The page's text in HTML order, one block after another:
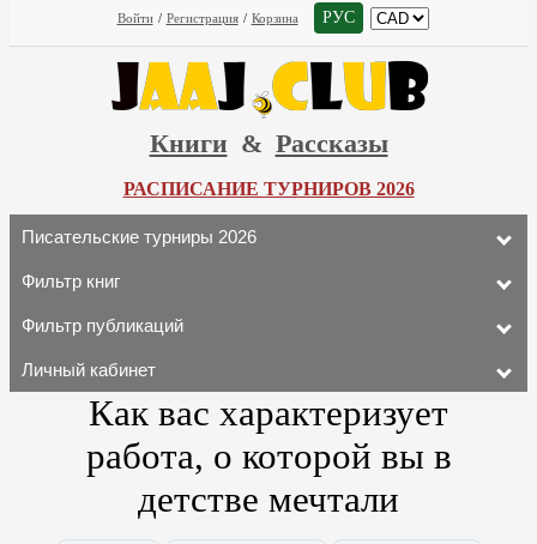
Войти / Регистрация / Корзина РУС
Книги & Рассказы
РАСПИСАНИЕ ТУРНИРОВ 2026
Писательские турниры 2026
Фильтр книг
Фильтр публикаций
Личный кабинет
Как вас характеризует
работа, о которой вы в
детстве мечтали